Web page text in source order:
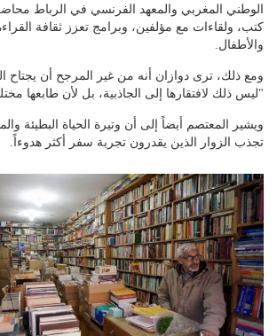
الوطني المغربي والمعهد الفرنسي في الرباط
كتب، ولقاءات مع مؤلفين، وبرامج تعزز ثقافة
والأطفال.
ومع ذلك، ترى دوازان أنه من غير المرجح أن يجتاح
"ليس ذلك لافتقارها إلى الجاذبية، بل لأن طابعها
ويشير المعتصم أيضاً إلى أن وتيرة الحياة البطيئة
تجذب الزوار الذين يقدرون تجربة سفر أكثر هدوءاً.